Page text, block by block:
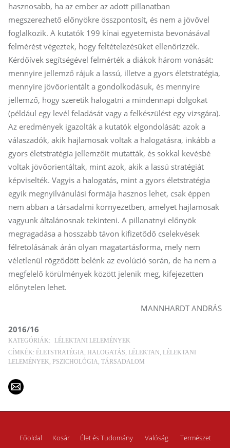
hasznosabb, ha az ember az adott pillanatban
megszerezhető előnyökre összpontosít, és nem a jövővel
foglalkozik. A kutatók 199 kínai egyetemista bevonásával
felmérést végeztek, hogy feltételezésüket ellenőrizzék.
Kérdőívek segítségével felmérték a diákok három vonását:
mennyire jellemző rájuk a lassú, illetve a gyors életstratégia,
mennyire jövőorientált a gondolkodásuk, és mennyire
jellemző, hogy szeretik halogatni a mindennapi dolgokat
(például egy levél feladását vagy a felkészülést egy vizsgára).
Az eredmények igazolták a kutatók elgondolását: azok a
válaszadók, akik hajlamosak voltak a halogatásra, inkább a
gyors életstratégia jellemzőit mutatták, és sokkal kevésbé
voltak jövőorientáltak, mint azok, akik a lassú stratégiát
képviselték. Vagyis a halogatás, mint a gyors életstratégia
egyik megnyilvánulási formája hasznos lehet, csak éppen
nem abban a társadalmi környezetben, amelyet hajlamosak
vagyunk általánosnak tekinteni. A pillanatnyi előnyök
megragadása a hosszabb távon kifizetődő cselekvések
félretolásának árán olyan magatartásforma, mely nem
véletlenül rögződött belénk az evolúció során, de ha nem a
megfelelő körülmények között jelenik meg, kifejezetten
előnytelen lehet.
MANNHARDT ANDRÁS
2016/16
KATEGÓRIÁK:
LÉLEKTANI LELEMÉNYEK
CÍMKÉK: ÉLETSTRATÉGIA HALOGATÁS LÉLEKTAN LÉLEKTANI
LELEMÉNYEK PSZICHOLÓGIA TÁRSADALOM
Főoldal Kosár Élet és Tudomány Valóság
Természet